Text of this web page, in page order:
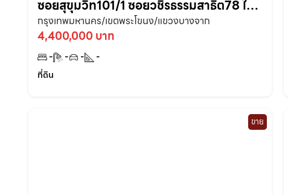
ซอยสุขุมวิท101/1 ซอยวชิรธรรมสาธิต78 ใกล้
รถไฟฟ้าสุขุมวิทและศรีนคริทร์ กรุงเทพ
กรุงเทพมหานคร/เขตพระโขนง/แขวงบางจาก
4,400,000 บาท
- - -
-
ที่ดิน
ขาย